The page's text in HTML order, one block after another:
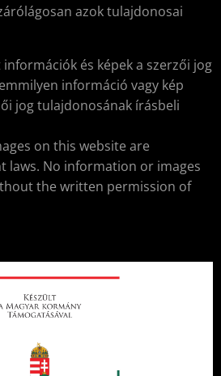
azok tulajdonosai
és képek a szerzői jog
információ vagy kép
jog tulajdonosának írásbeli
on this website are
laws. No information or images
the written permission of